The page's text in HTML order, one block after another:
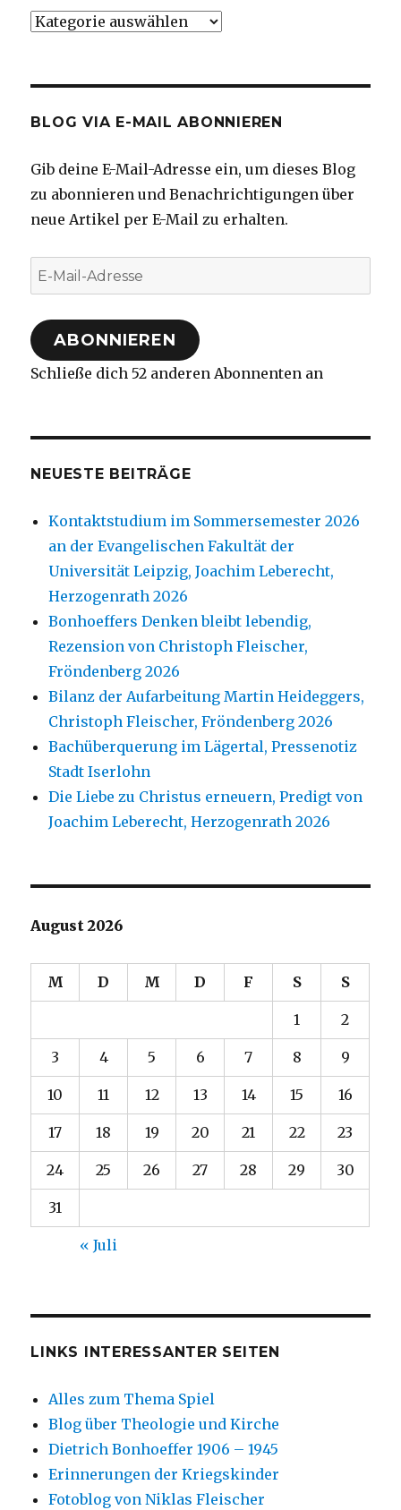
Kategorien
BLOG VIA E-MAIL ABONNIEREN
Gib deine E-Mail-Adresse ein, um dieses Blog
zu abonnieren und Benachrichtigungen über
neue Artikel per E-Mail zu erhalten.
E-
Mail-
Adresse
ABONNIEREN
Schließe dich 52 anderen Abonnenten an
NEUESTE BEITRÄGE
Kontaktstudium im Sommersemester 2026
an der Evangelischen Fakultät der
Universität Leipzig, Joachim Leberecht,
Herzogenrath 2026
Bonhoeffers Denken bleibt lebendig,
Rezension von Christoph Fleischer,
Fröndenberg 2026
Bilanz der Aufarbeitung Martin Heideggers,
Christoph Fleischer, Fröndenberg 2026
Bachüberquerung im Lägertal, Pressenotiz
Stadt Iserlohn
Die Liebe zu Christus erneuern, Predigt von
Joachim Leberecht, Herzogenrath 2026
August 2026
M D M D F S S
1 2
3 4 5 6 7 8 9
10 11 12 13 14 15 16
17 18 19 20 21 22 23
24 25 26 27 28 29 30
31
« Juli
LINKS INTERESSANTER SEITEN
Alles zum Thema Spiel
Blog über Theologie und Kirche
Dietrich Bonhoeffer 1906 – 1945
Erinnerungen der Kriegskinder
Fotoblog von Niklas Fleischer